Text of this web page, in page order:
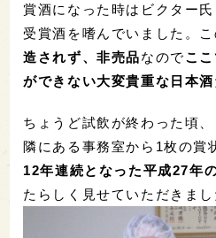
賞酒になった時はビクター
受賞酒を嗜んでいました。
造されず、非売品なのでこ
ができない大変貴重な日本酒
ちょうど試飲が終わった頃
隣にある事務室から1枚の賞
12年連続となった平成27年
たらしく見せていただきまし